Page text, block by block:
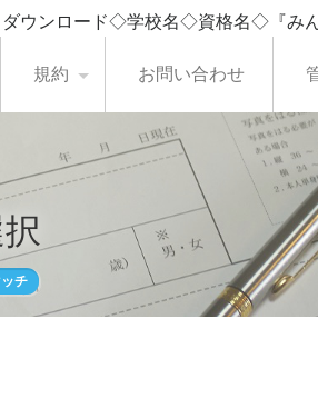
ウンロード◇学校名◇資格名◇『み
規約 お問い合わせ
チ